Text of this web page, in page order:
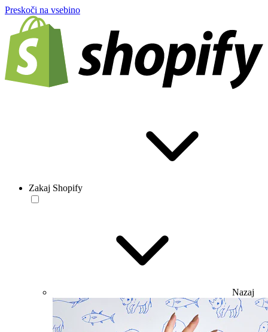
Preskoči na vsebino
Zakaj Shopify
Nazaj